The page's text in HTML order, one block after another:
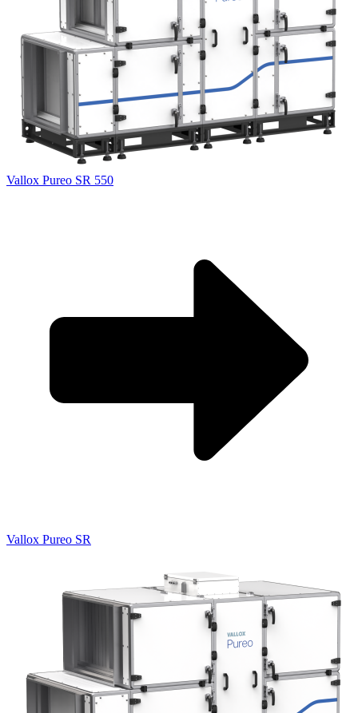
Vallox Pureo SR 550
Vallox Pureo SR